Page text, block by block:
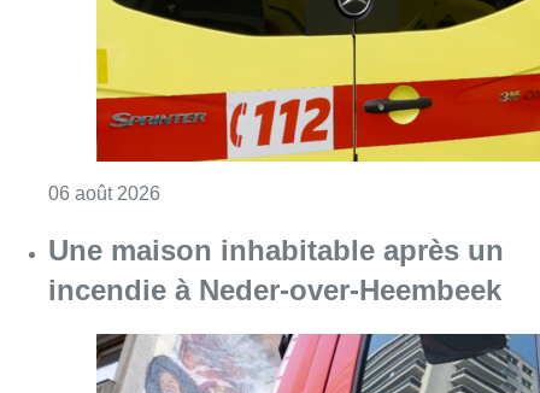
06 août 2026
Une maison inhabitable après un
incendie à Neder-over-Heembeek